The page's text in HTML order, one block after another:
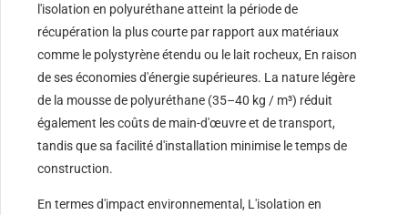
l'isolation en polyuréthane atteint la période de
récupération la plus courte par rapport aux matériaux
comme le polystyrène étendu ou le lait rocheux, En raison
de ses économies d'énergie supérieures. La nature légère
de la mousse de polyuréthane (35–40 kg / m³) réduit
également les coûts de main-d'œuvre et de transport,
tandis que sa facilité d'installation minimise le temps de
construction.
En termes d'impact environnemental, L'isolation en